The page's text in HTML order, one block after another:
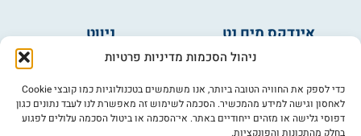
ניהול הסכמות מדיניות פרטיות
כדי לספק את החוויה הטובה ביותר, אנו משתמשים בטכנולוגיות כמו קובצי Cookie
לאחסון וגישה למידע מהמכשיר. הסכמה לשימוש זה מאפשרת לנו לעבד נתונים כגון
דפוסי גלישה או מזהים ייחודיים באתר. אי־הסכמה או ביטול הסכמה עלולים לפגוע
בחלק מהתכונות והפונקציות.
אינדקס מים נט
מים ובריאות
פורום מים
ניווט
אינדקס עסקים
צרו קשר
מי אנחנו